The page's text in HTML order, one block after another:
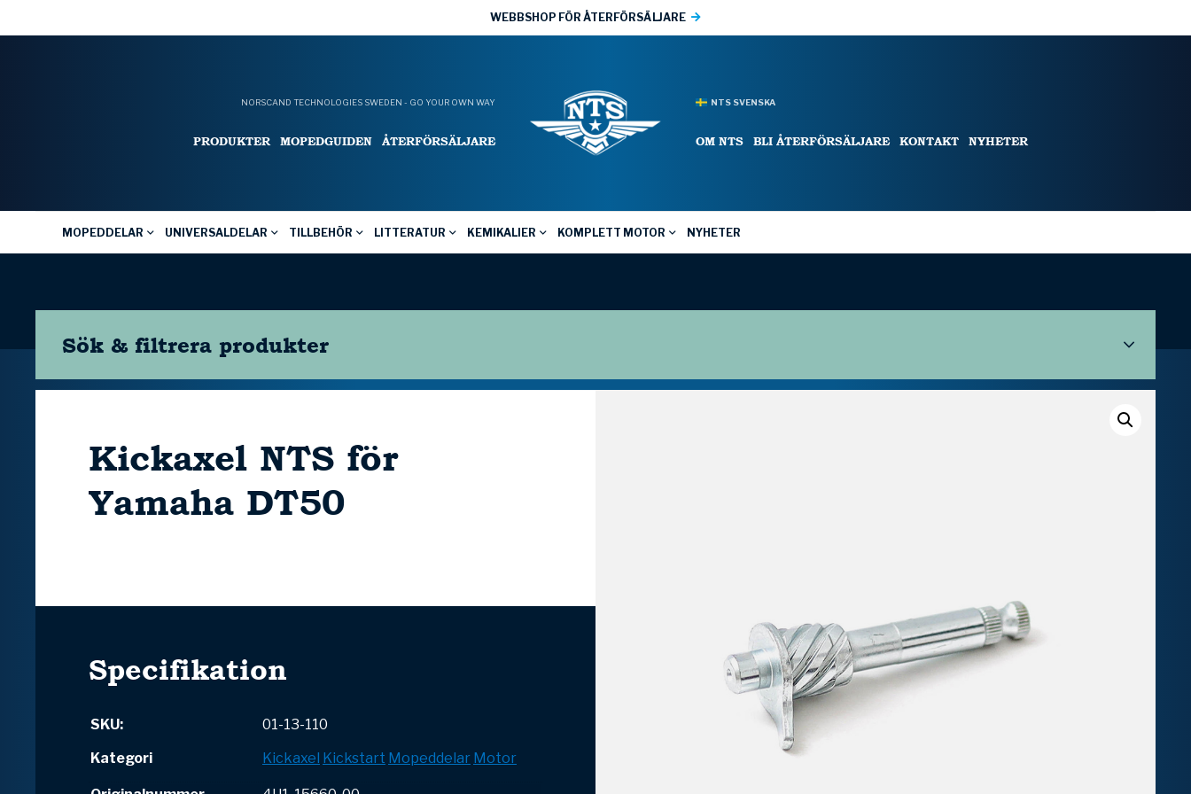
WEBBSHOP FÖR ÅTERFÖRSÄLJARE
NORSCAND TECHNOLOGIES SWEDEN - GO YOUR OWN WAY
PRODUKTER MOPEDGUIDEN ÅTERFÖRSÄLJARE
NTS SVENSKA
OM NTS BLI ÅTERFÖRSÄLJARE KONTAKT NYHETER
MOPEDDELAR UNIVERSALDELAR TILLBEHÖR LITTERATUR KEMIKALIER KOMPLETT MOTOR NYHETER
Sök & filtrera produkter
Kickaxel NTS för
Yamaha DT50
Specifikation
SKU:
01-13-110
Kategori
Kickaxel Kickstart Mopeddelar Motor